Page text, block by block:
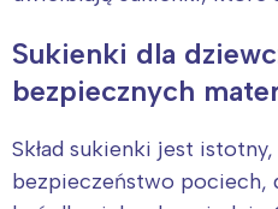
Sukienki dla
bezpiecznych
Skład sukienki jest
bezpieczeństwo pociech,